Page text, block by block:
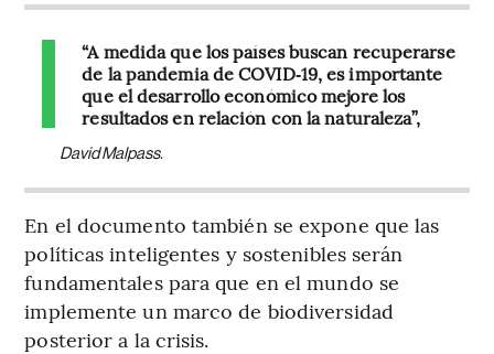
“A medida que los países buscan recuperarse
de la pandemia de COVID‑19, es importante
que el desarrollo económico mejore los
resultados en relación con la naturaleza”,
David Malpass.
En el documento también se expone que las
políticas inteligentes y sostenibles serán
fundamentales para que en el mundo se
implemente un marco de biodiversidad
posterior a la crisis.